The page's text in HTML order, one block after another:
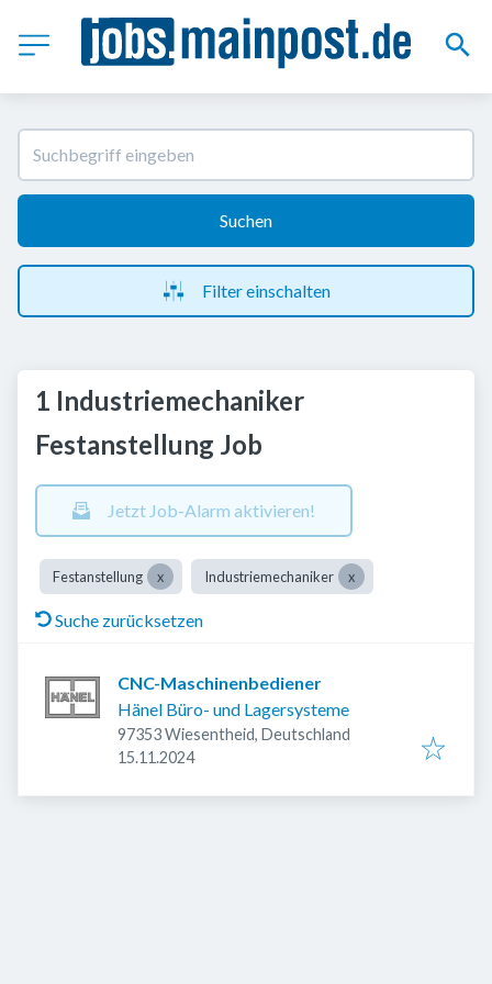
Suchen
Filter einschalten
1 Industriemechaniker
Festanstellung Job
Jetzt Job-Alarm aktivieren!
Festanstellung Industriemechaniker
Suche zurücksetzen
CNC-Maschinenbediener
Hänel Büro- und Lagersysteme
97353 Wiesentheid, Deutschland
Veröffentlicht
15.11.2024